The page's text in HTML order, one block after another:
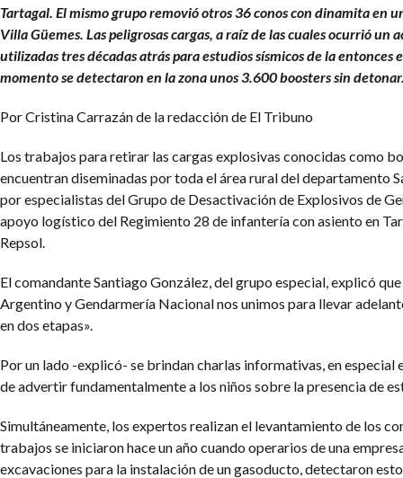
Tartagal. El mismo grupo removió otros 36 conos con dinamita en
Villa Güemes. Las peligrosas cargas, a raíz de las cuales ocurrió un
utilizadas tres décadas atrás para estudios sísmicos de la entonces
momento se detectaron en la zona unos 3.600 boosters sin
Por Cristina Carrazán de la redacción de El Tribuno
Los trabajos para retirar las cargas explosivas conocidas como
encuentran diseminadas por toda el área rural del departamento
por especialistas del Grupo de Desactivación de Explosivos de
apoyo logístico del Regimiento 28 de infantería con asiento en
Repsol.
El comandante Santiago González, del grupo especial, explicó
Argentino y Gendarmería Nacional nos unimos para llevar
en dos etapas».
Por un lado -explicó- se brindan charlas informativas, en especial
de advertir fundamentalmente a los niños sobre la presencia de
Simultáneamente, los expertos realizan el levantamiento de los
trabajos se iniciaron hace un año cuando operarios de una
excavaciones para la instalación de un gasoducto, detectaron